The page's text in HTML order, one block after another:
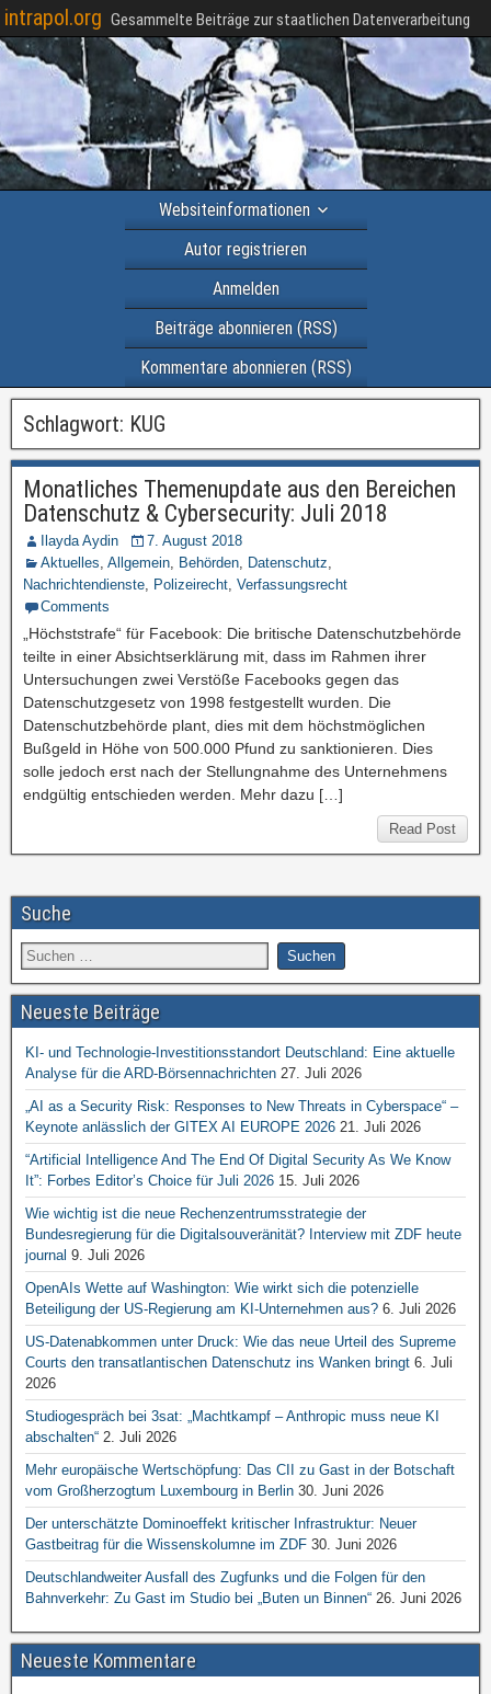
intrapol.org Gesammelte Beiträge zur staatlichen Datenverarbeitung
Websiteinformationen
Autor registrieren
Anmelden
Beiträge abonnieren (RSS)
Kommentare abonnieren (RSS)
Schlagwort: KUG
Monatliches Themenupdate aus den Bereichen
Datenschutz & Cybersecurity: Juli 2018
Ilayda Aydin
7. August 2018
Aktuelles, Allgemein, Behörden, Datenschutz,
Nachrichtendienste, Polizeirecht, Verfassungsrecht
Comments
„Höchststrafe“ für Facebook: Die britische Datenschutzbehörde
teilte in einer Absichtserklärung mit, dass im Rahmen ihrer
Untersuchungen zwei Verstöße Facebooks gegen das
Datenschutzgesetz von 1998 festgestellt wurden. Die
Datenschutzbehörde plant, dies mit dem höchstmöglichen
Bußgeld in Höhe von 500.000 Pfund zu sanktionieren. Dies
solle jedoch erst nach der Stellungnahme des Unternehmens
endgültig entschieden werden. Mehr dazu […]
Read Post
Suche
Neueste Beiträge
KI- und Technologie-Investitionsstandort Deutschland: Eine aktuelle
Analyse für die ARD-Börsennachrichten 27. Juli 2026
„AI as a Security Risk: Responses to New Threats in Cyberspace“ –
Keynote anlässlich der GITEX AI EUROPE 2026 21. Juli 2026
“Artificial Intelligence And The End Of Digital Security As We Know
It”: Forbes Editor’s Choice für Juli 2026 15. Juli 2026
Wie wichtig ist die neue Rechenzentrumsstrategie der
Bundesregierung für die Digitalsouveränität? Interview mit ZDF heute
journal 9. Juli 2026
OpenAIs Wette auf Washington: Wie wirkt sich die potenzielle
Beteiligung der US-Regierung am KI-Unternehmen aus? 6. Juli 2026
US-Datenabkommen unter Druck: Wie das neue Urteil des Supreme
Courts den transatlantischen Datenschutz ins Wanken bringt 6. Juli
2026
Studiogespräch bei 3sat: „Machtkampf – Anthropic muss neue KI
abschalten“ 2. Juli 2026
Mehr europäische Wertschöpfung: Das CII zu Gast in der Botschaft
vom Großherzogtum Luxembourg in Berlin 30. Juni 2026
Der unterschätzte Dominoeffekt kritischer Infrastruktur: Neuer
Gastbeitrag für die Wissenskolumne im ZDF 30. Juni 2026
Deutschlandweiter Ausfall des Zugfunks und die Folgen für den
Bahnverkehr: Zu Gast im Studio bei „Buten un Binnen“ 26. Juni 2026
Neueste Kommentare